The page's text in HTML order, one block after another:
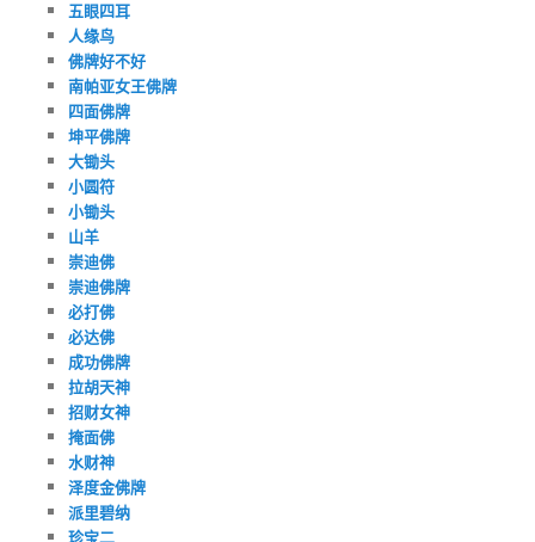
五眼四耳
人缘鸟
佛牌好不好
南帕亚女王佛牌
四面佛牌
坤平佛牌
大锄头
小圆符
小锄头
山羊
崇迪佛
崇迪佛牌
必打佛
必达佛
成功佛牌
拉胡天神
招财女神
掩面佛
水财神
泽度金佛牌
派里碧纳
珍宝二